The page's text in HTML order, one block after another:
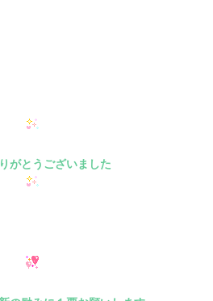
がとうございました